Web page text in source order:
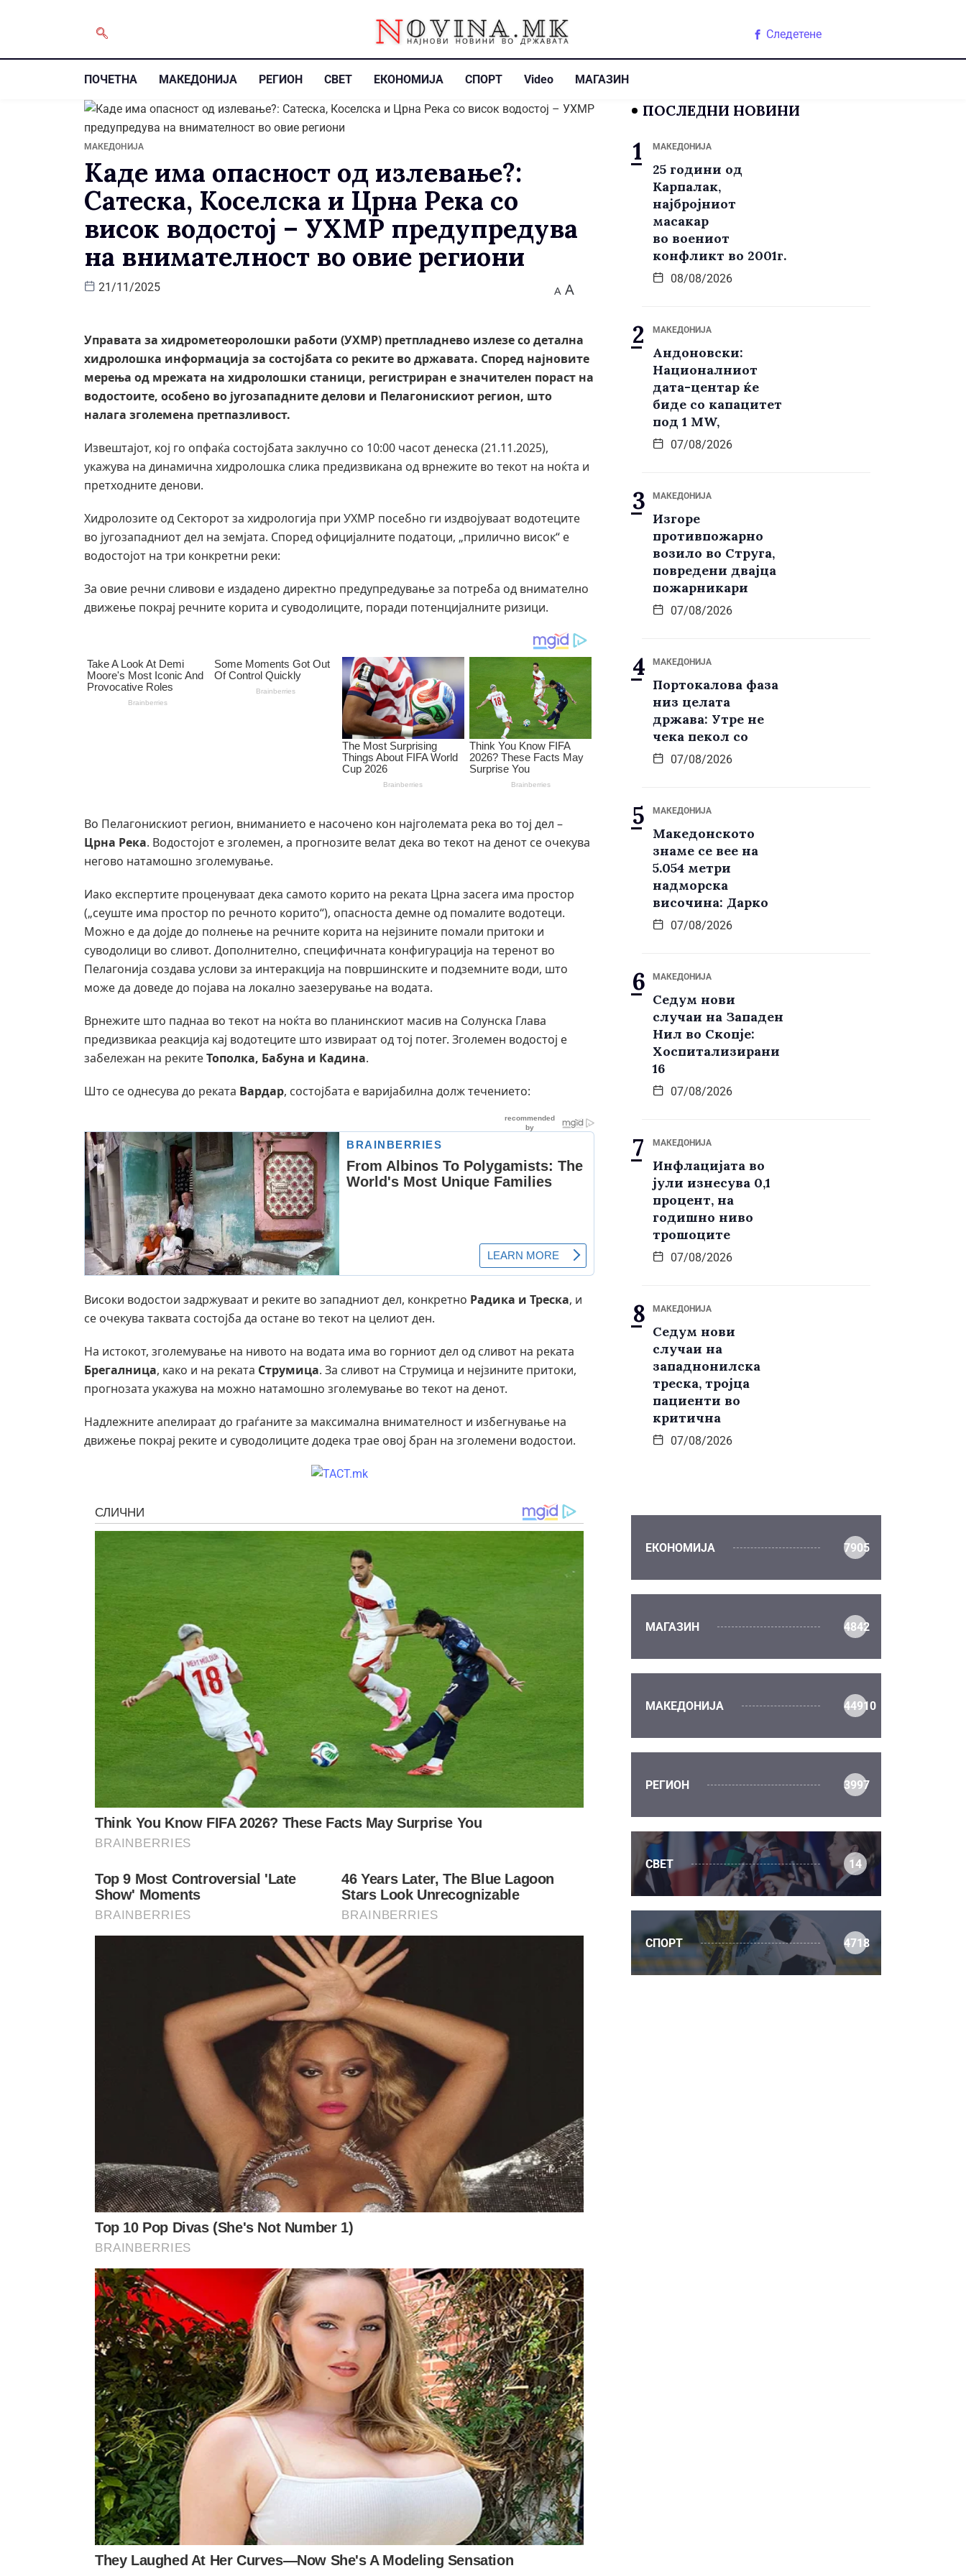
Следетене
ПОЧЕТНА МАКЕДОНИЈА РЕГИОН СВЕТ ЕКОНОМИЈА СПОРТ Video МАГАЗИН
МАКЕДОНИЈА
Каде има опасност од излевање?:
Сатеска, Коселска и Црна Река со
висок водостој – УХМР предупредува
на внимателност во овие региони
21/11/2025 A A
Управата за хидрометеоролошки работи (УХМР) претпладнево излезе со детална
хидролошка информација за состојбата со реките во државата. Според најновите
мерења од мрежата на хидролошки станици, регистриран е значителен пораст на
водостоите, особено во југозападните делови и Пелагонискиот регион, што
налага зголемена претпазливост.
Извештајот, кој го опфаќа состојбата заклучно со 10:00 часот денеска (21.11.2025),
укажува на динамична хидролошка слика предизвикана од врнежите во текот на ноќта и
претходните денови.
Хидролозите од Секторот за хидрологија при УХМР посебно ги издвојуваат водотеците
во југозападниот дел на земјата. Според официјалните податоци, „прилично висок“ е
водостојот на три конкретни реки:
За овие речни сливови е издадено директно предупредување за потреба од внимателно
движење покрај речните корита и суводолиците, поради потенцијалните ризици.
Во Пелагонискиот регион, вниманието е насочено кон најголемата река во тој дел –
Црна Река. Водостојот е зголемен, а прогнозите велат дека во текот на денот се очекува
негово натамошно зголемување.
Иако експертите проценуваат дека самото корито на реката Црна засега има простор
(„сеуште има простор по речното корито“), опасноста демне од помалите водотеци.
Можно е да дојде до полнење на речните корита на нејзините помали притоки и
суводолици во сливот. Дополнително, специфичната конфигурација на теренот во
Пелагонија создава услови за интеракција на површинските и подземните води, што
може да доведе до појава на локално заезерување на водата.
Врнежите што паднаа во текот на ноќта во планинскиот масив на Солунска Глава
предизвикаа реакција кај водотеците што извираат од тој потег. Зголемен водостој е
забележан на рекитеТополка, Бабуна и Кадина.
Што се однесува до реката Вардар, состојбата е варијабилна долж течението:
Високи водостои задржуваат и реките во западниот дел, конкретно Радика и Треска, и
се очекува таквата состојба да остане во текот на целиот ден.
На истокот, зголемување на нивото на водата има во горниот дел од сливот на реката
Брегалница, како и на реката Струмица. За сливот на Струмица и нејзините притоки,
прогнозата укажува на можно натамошно зголемување во текот на денот.
Надлежните апелираат до граѓаните за максимална внимателност и избегнување на
движење покрај реките и суводолиците додека трае овој бран на зголемени водостои.
ПОСЛЕДНИ НОВИНИ
МАКЕДОНИЈА
25 години од
Карпалак,
најбројниот
масакар
во воениот
конфликт во 2001г.
08/08/2026
МАКЕДОНИЈА
Андоновски:
Националниот
дата-центар ќе
биде со капацитет
под 1 MW,
07/08/2026
МАКЕДОНИЈА
Изгоре
противпожарно
возило во Струга,
повредени двајца
пожарникари
07/08/2026
МАКЕДОНИЈА
Портокалова фаза
низ целата
држава: Утре не
чека пекол со
07/08/2026
МАКЕДОНИЈА
Македонското
знаме се вее на
5.054 метри
надморска
височина: Дарко
07/08/2026
МАКЕДОНИЈА
Седум нови
случаи на Западен
Нил во Скопје:
Хоспитализирани
16
07/08/2026
МАКЕДОНИЈА
Инфлацијата во
јули изнесува 0,1
процент, на
годишно ниво
трошоците
07/08/2026
МАКЕДОНИЈА
Седум нови
случаи на
западнонилска
треска, тројца
пациенти во
критична
07/08/2026
ЕКОНОМИЈА 7905
МАГАЗИН 4842
МАКЕДОНИЈА 44910
РЕГИОН 3997
СВЕТ 14
СПОРТ 4718